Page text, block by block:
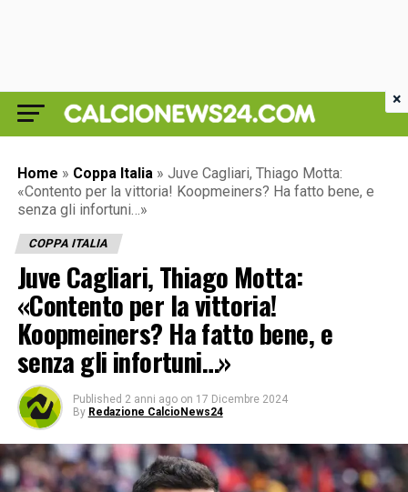
Home » Coppa Italia » Juve Cagliari, Thiago Motta:
«Contento per la vittoria! Koopmeiners? Ha fatto bene, e
senza gli infortuni…»
COPPA ITALIA
Juve Cagliari, Thiago Motta:
«Contento per la vittoria!
Koopmeiners? Ha fatto bene, e
senza gli infortuni…»
Published 2 anni ago on 17 Dicembre 2024
By Redazione CalcioNews24
×